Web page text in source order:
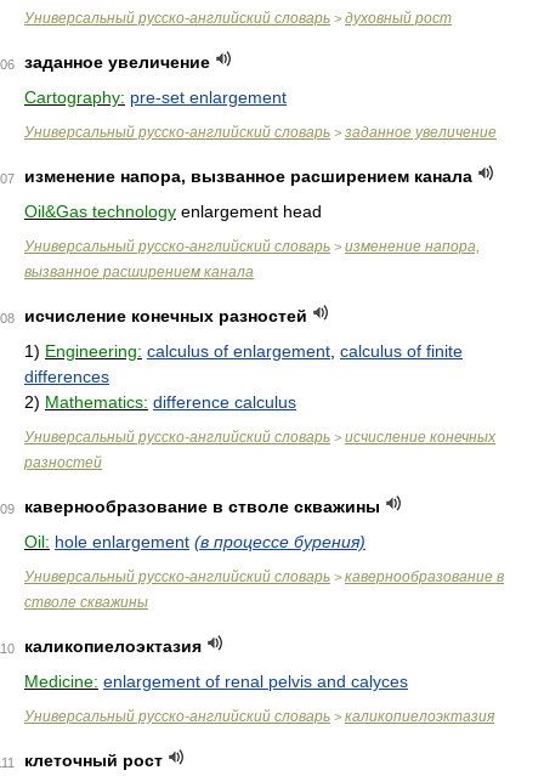
Универсальный русско-английский словарь > духовный рост
заданное увеличение
Cartography: pre-set enlargement
Универсальный русско-английский словарь > заданное увеличение
изменение напора, вызванное расширением канала
Oil&Gas technology enlargement head
Универсальный русско-английский словарь > изменение напора,
вызванное расширением канала
исчисление конечных разностей
1) Engineering: calculus of enlargement calculus of finite
differences
2) Mathematics: difference calculus
Универсальный русско-английский словарь > исчисление конечных
разностей
кавернообразование в стволе скважины
Oil: hole enlargement (в процессе бурения)
Универсальный русско-английский словарь > кавернообразование в
стволе скважины
каликопиелоэктазия
Medicine: enlargement of renal pelvis and calyces
Универсальный русско-английский словарь > каликопиелоэктазия
клеточный рост